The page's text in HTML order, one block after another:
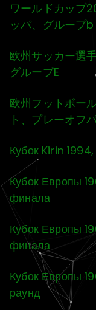
ワールドカップ
ッパ、グループb
欧州サッカー選
グループE
欧州フットボー
ト、プレーオフ
Кубок Kirin
Кубок Европы
финала
Кубок Европы
финала
Кубок Европы
раунд